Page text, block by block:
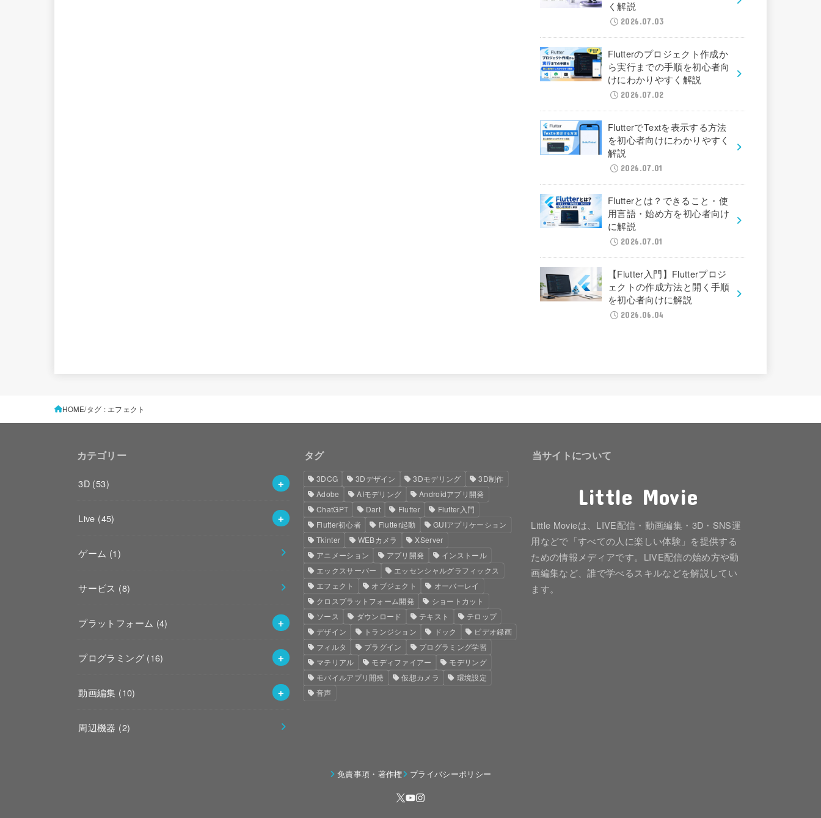
く解説
2026.07.03
Flutterのプロジェクト作成か
ら実行までの手順を初心者向
けにわかりやすく解説
2026.07.02
FlutterでTextを表示する方法
を初心者向けにわかりやすく
解説
2026.07.01
Flutterとは？できること・使
用言語・始め方を初心者向け
に解説
2026.07.01
【Flutter入門】Flutterプロジ
ェクトの作成方法と開く手順
を初心者向けに解説
2026.06.04
HOME タグ : エフェクト
カテゴリー
3D (53)
Live (45)
ゲーム (1)
サービス (8)
プラットフォーム (4)
プログラミング (16)
動画編集 (10)
周辺機器 (2)
タグ
3DCG 3Dデザイン 3Dモデリング
3D制作
Adobe
AIモデリング
Androidアプリ開発
ChatGPT
Dart Flutter
Flutter入門
Flutter初心者
Flutter起動
GUIアプリケーション
Tkinter
WEBカメラ
XServer
アニメーション
アプリ開発
インストール
エックスサーバー
エッセンシャルグラフィックス
エフェクト
オブジェクト
オーバーレイ
クロスプラットフォーム開発
ショートカット
ソース
ダウンロード テキスト
テロップ
デザイン
トランジション ドック
ビデオ録画
フィルタ
プラグイン
プログラミング学習
マテリアル
モディファイアー
モデリング
モバイルアプリ開発
仮想カメラ
環境設定
音声
当サイトについて
Little Movie
Little Movieは、LIVE配信・動画編集・3D・SNS運
用などで「すべての人に楽しい体験」を提供する
ための情報メディアです。LIVE配信の始め方や動
画編集など、誰で学べるスキルなどを解説してい
ます。
免責事項・著作権 プライバシーポリシー